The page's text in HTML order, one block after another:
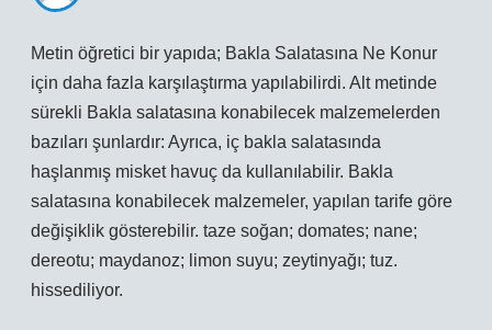
Metin öğretici bir yapıda; Bakla Salatasına Ne Konur
için daha fazla karşılaştırma yapılabilirdi. Alt metinde
sürekli Bakla salatasına konabilecek malzemelerden
bazıları şunlardır: Ayrıca, iç bakla salatasında
haşlanmış misket havuç da kullanılabilir. Bakla
salatasına konabilecek malzemeler, yapılan tarife göre
değişiklik gösterebilir. taze soğan; domates; nane;
dereotu; maydanoz; limon suyu; zeytinyağı; tuz.
hissediliyor.